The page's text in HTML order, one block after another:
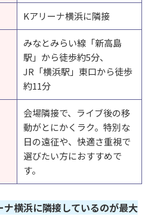
Kアリーナ横浜に隣接
みなとみらい線「新高島
駅」から徒歩約5分、
JR「横浜駅」東口から徒歩
約11分
会場隣接で、ライブ後の移
動がとにかくラク。特別な
日の遠征や、快適さ重視で
選びたい方におすすめで
す。
ナ横浜に隣接しているのが最大